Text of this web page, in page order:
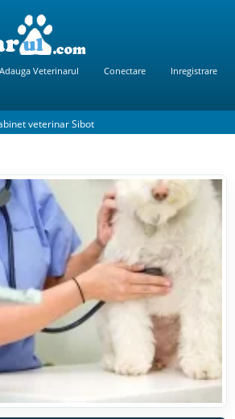
Adauga Veterinarul Conectare Inregistrare
veterinar Sibot